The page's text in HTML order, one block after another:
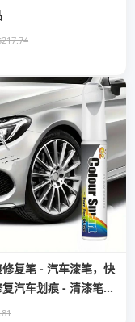
复笔 - 汽车漆笔，快
汽车划痕 - 清漆笔可